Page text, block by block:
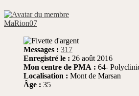
MaRion07
Messages : 317
Enregistré le : 26 août 2016
Mon centre de PMA : 64-
Localisation : Mont de Marsan
Âge : 35